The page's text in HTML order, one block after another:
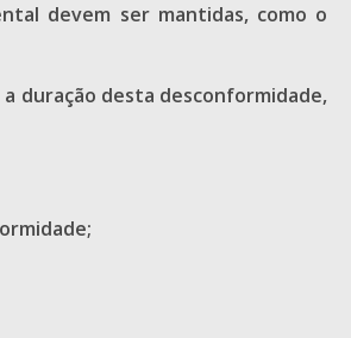
devem ser mantidas, como o
duração desta desconformidade,